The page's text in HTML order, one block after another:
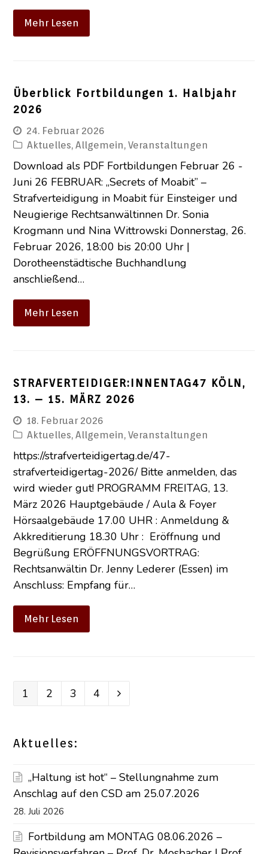
Mehr Lesen
Überblick Fortbildungen 1. Halbjahr
2026
24. Februar 2026
Aktuelles,Allgemein,Veranstaltungen
Download als PDF Fortbildungen Februar 26 -
Juni 26 FEBRUAR: „Secrets of Moabit” –
Strafverteidigung in Moabit für Einsteiger und
Neugierige Rechtsanwältinnen Dr. Sonia
Krogmann und Nina Wittrowski Donnerstag, 26.
Februar 2026, 18:00 bis 20:00 Uhr |
Dorotheenstädtische Buchhandlung
anschließend…
Mehr Lesen
STRAFVERTEIDIGER:INNENTAG47 KÖLN,
13. – 15. MÄRZ 2026
18. Februar 2026
Aktuelles,Allgemein,Veranstaltungen
https://strafverteidigertag.de/47-
strafverteidigertag-2026/ Bitte anmelden, das
wird wieder gut! PROGRAMM FREITAG, 13.
März 2026 Hauptgebäude / Aula & Foyer
Hörsaalgebäude 17.00 UHR : Anmeldung &
Akkreditierung 18.30 Uhr : Eröffnung und
Begrüßung ERÖFFNUNGSVORTRAG:
Rechtsanwältin Dr. Jenny Lederer (Essen) im
Anschluss: Empfang für…
Mehr Lesen
Seite
1 Seite
2 Seite
3 Seite
4 Vorwärts
Aktuelles:
„Haltung ist hot“ – Stellungnahme zum
Anschlag auf den CSD am 25.07.2026
28. Juli 2026
Fortbildung am MONTAG 08.06.2026 –